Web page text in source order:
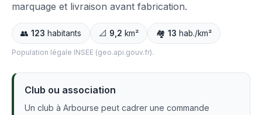
marquage et livraison avant fabrication.
👥 123 habitants 📐 9,2 km² 🏘️ 13 hab./km²
Population légale INSEE (geo.api.gouv.fr).
Club ou association
Un club à Arbourse peut cadrer une commande